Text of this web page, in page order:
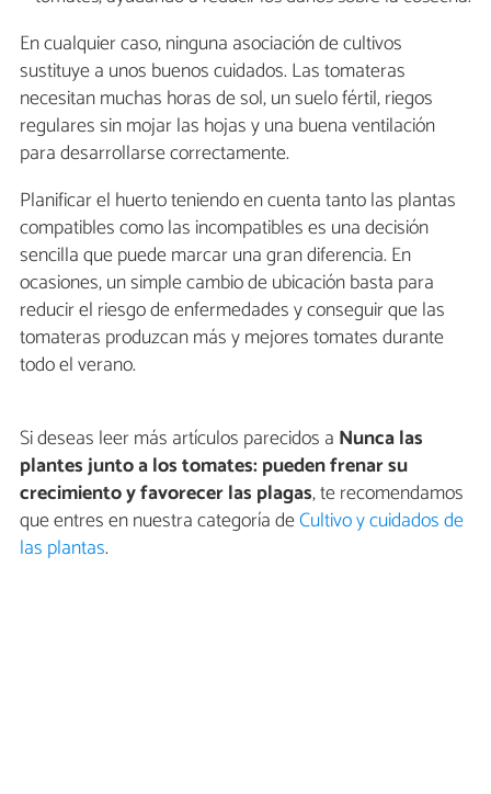
En cualquier caso, ninguna asociación de cultivos
sustituye a unos buenos cuidados. Las tomateras
necesitan muchas horas de sol, un suelo fértil, riegos
regulares sin mojar las hojas y una buena ventilación
para desarrollarse correctamente.
Planificar el huerto teniendo en cuenta tanto las plantas
compatibles como las incompatibles es una decisión
sencilla que puede marcar una gran diferencia. En
ocasiones, un simple cambio de ubicación basta para
reducir el riesgo de enfermedades y conseguir que las
tomateras produzcan más y mejores tomates durante
todo el verano.
Si deseas leer más artículos parecidos a Nunca las
plantes junto a los tomates: pueden frenar su
crecimiento y favorecer las plagas, te recomendamos
que entres en nuestra categoría deCultivo y cuidados de
las plantas.